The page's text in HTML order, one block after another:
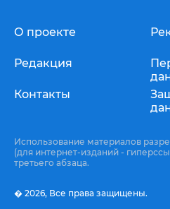
О проекте
Редакция
Контакты
Использование материалов
(для интернет-изданий -
третьего абзаца.
� 2026, Все права защищены.